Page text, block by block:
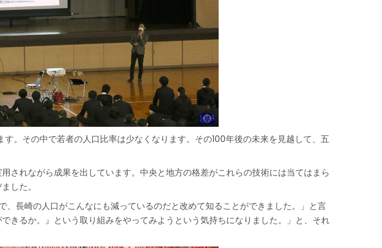
。その中で若者の人口比率は少なくなります。その100年後の未来を見越して、五
されながら成果を出しています。中央と地方の格差がこれらの技術には当てはまら
した。
長崎の人口がこんなにも減っているのだと改めて知ることができました。」と言
きるか。』という取り組みをやってみようという気持ちになりました。」と、それ